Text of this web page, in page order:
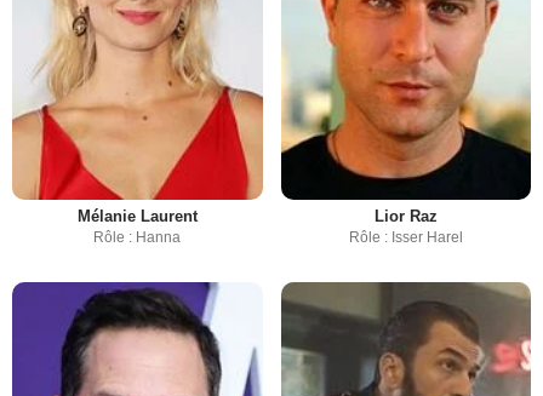
Mélanie Laurent
Rôle : Hanna
Lior Raz
Rôle : Isser Harel